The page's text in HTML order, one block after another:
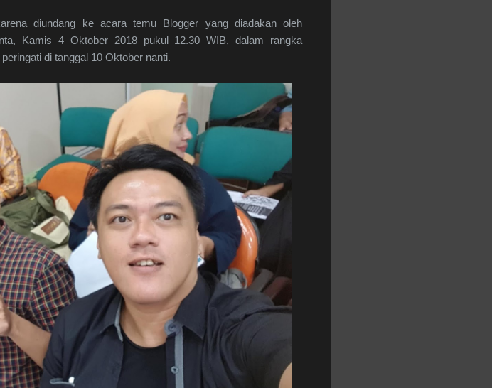
diundang ke acara temu Blogger yang diadakan oleh
Kamis 4 Oktober 2018 pukul 12.30 WIB, dalam rangka
di tanggal 10 Oktober nanti.